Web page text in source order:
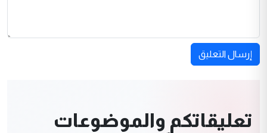
إرسال التعليق
تعليقاتكم والموضوعات